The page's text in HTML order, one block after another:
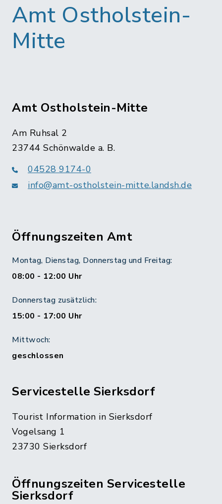
Amt Ostholstein-
Mitte
Amt Ostholstein-Mitte
Am Ruhsal 2
23744 Schönwalde a. B.
04528 9174-0
info@amt-ostholstein-mitte.landsh.de
Öffnungszeiten Amt
Montag, Dienstag, Donnerstag und Freitag:
08:00 - 12:00 Uhr
Donnerstag zusätzlich:
15:00 - 17:00 Uhr
Mittwoch:
geschlossen
Servicestelle Sierksdorf
Tourist Information in Sierksdorf
Vogelsang 1
23730 Sierksdorf
Öffnungszeiten Servicestelle
Sierksdorf